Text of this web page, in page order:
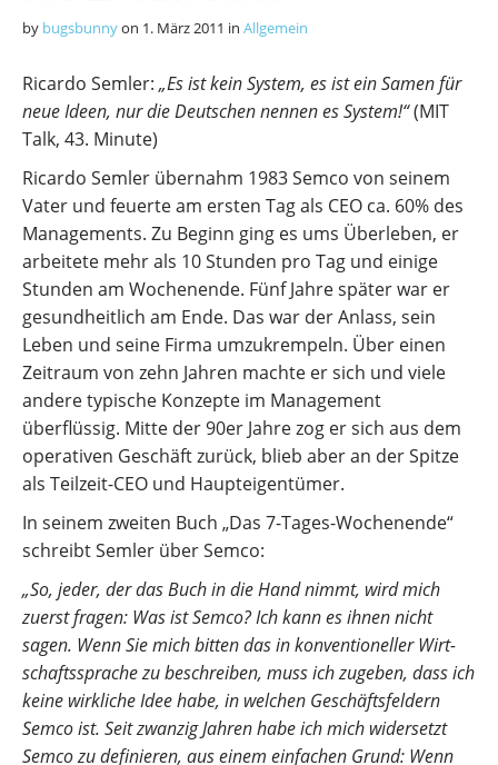
by bugsbunnyon 1. März 2011 in Allgemein
Ricardo Semler: „Es ist kein System, es ist ein Samen für
neue Ideen, nur die Deutschen nennen es System!“(MIT
Talk, 43. Minute)
Ricardo Semler übernahm 1983 Semco von seinem
Vater und feuerte am ersten Tag als CEO ca. 60% des
Managements. Zu Beginn ging es ums Überleben, er
arbeitete mehr als 10 Stunden pro Tag und einige
Stunden am Wochenende. Fünf Jahre später war er
gesundheitlich am Ende. Das war der Anlass, sein
Leben und seine Firma umzukrempeln. Über einen
Zeitraum von zehn Jahren machte er sich und viele
andere typische Konzepte im Management
überflüssig. Mitte der 90er Jahre zog er sich aus dem
operativen Geschäft zurück, blieb aber an der Spitze
als Teilzeit-CEO und Haupteigentümer.
In seinem zweiten Buch „Das 7-Tages-Wochenende“
schreibt Semler über Semco:
„So, jeder, der das Buch in die Hand nimmt, wird mich
zuerst fragen: Was ist Semco? Ich kann es ihnen nicht
sagen. Wenn Sie mich bitten das in konventioneller Wirt­
schafts­sprache zu beschreiben, muss ich zugeben, dass ich
keine wirkliche Idee habe, in welchen Geschäftsfeldern
Semco ist. Seit zwanzig Jahren habe ich mich widersetzt
Semco zu definieren, aus einem einfachen Grund: Wenn